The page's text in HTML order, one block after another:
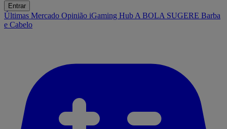
Entrar
Últimas Mercado Opinião iGaming Hub A BOLA SUGERE Barba
e Cabelo